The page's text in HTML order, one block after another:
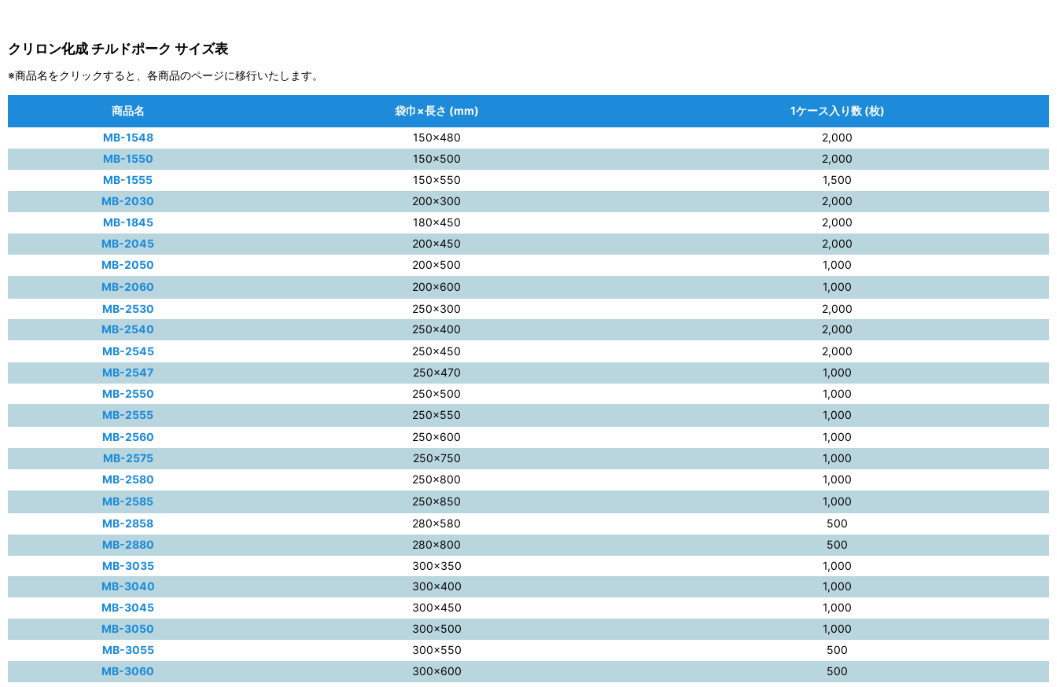
クリロン化成 チルドポーク サイズ表
※商品名をクリックすると、各商品のページに移行いたします。
商品名 袋巾×長さ (mm)
1ケース入り数 (枚)
MB-1548
150×480
2,000
MB-1550
150×500
2,000
MB-1555
150×550
1,500
MB-2030
200×300
2,000
MB-1845
180×450
2,000
MB-2045
200×450
2,000
MB-2050
200×500
1,000
MB-2060
200×600
1,000
MB-2530
250×300
2,000
MB-2540
250×400
2,000
MB-2545
250×450
2,000
MB-2547
250×470
1,000
MB-2550
250×500
1,000
MB-2555
250×550
1,000
MB-2560
250×600
1,000
MB-2575
250×750
1,000
MB-2580
250×800
1,000
MB-2585
250×850
1,000
MB-2858
280×580
500
MB-2880
280×800
500
MB-3035
300×350
1,000
MB-3040
300×400
1,000
MB-3045
300×450
1,000
MB-3050
300×500
1,000
MB-3055
300×550
500
MB-3060
300×600
500